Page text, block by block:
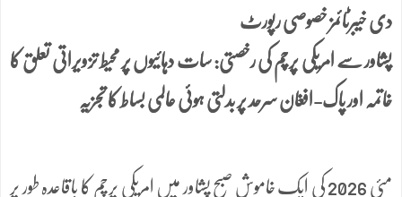
دی خیبرٹائمز خصوصی رپورٹ
پشاور سے امریکی پرچم کی رخصتی: سات دہائیوں پر محیط تزویراتی تعلق کا
خاتمہ اور پاک-افغان سرحد پر بدلتی ہوئی عالمی بساط کا تجزیہ
مئی 2026 کی ایک خاموش صبح پشاور میں امریکی پرچم کا باقاعدہ طور پر